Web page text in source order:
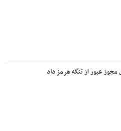
عبور از تنگه هرمز داد